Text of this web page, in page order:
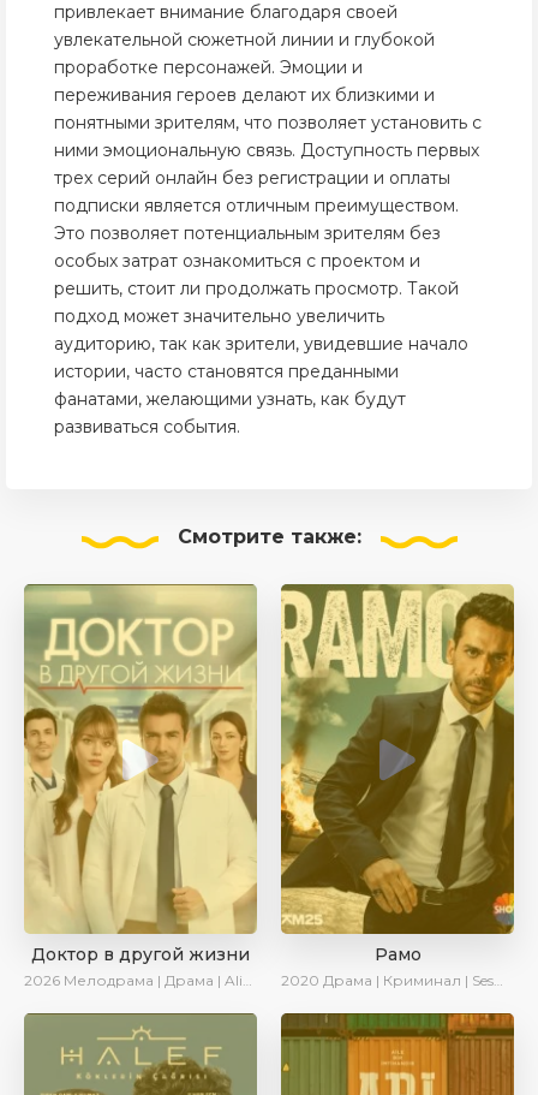
привлекает внимание благодаря своей
увлекательной сюжетной линии и глубокой
проработке персонажей. Эмоции и
переживания героев делают их близкими и
понятными зрителям, что позволяет установить с
ними эмоциональную связь. Доступность первых
трех серий онлайн без регистрации и оплаты
подписки является отличным преимуществом.
Это позволяет потенциальным зрителям без
особых затрат ознакомиться с проектом и
решить, стоит ли продолжать просмотр. Такой
подход может значительно увеличить
аудиторию, так как зрители, увидевшие начало
истории, часто становятся преданными
фанатами, желающими узнать, как будут
развиваться события.
Смотрите также:
Доктор в другой жизни
2026 Мелодрама | Драма | AlisaDirilis | Новинки
Рамо
2020 Драма | Криминал | SesDizi | Ирина Котова